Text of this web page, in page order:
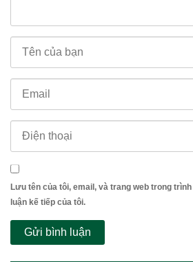
Lưu tên của tôi, email, và trang web trong
luận kế tiếp của tôi.